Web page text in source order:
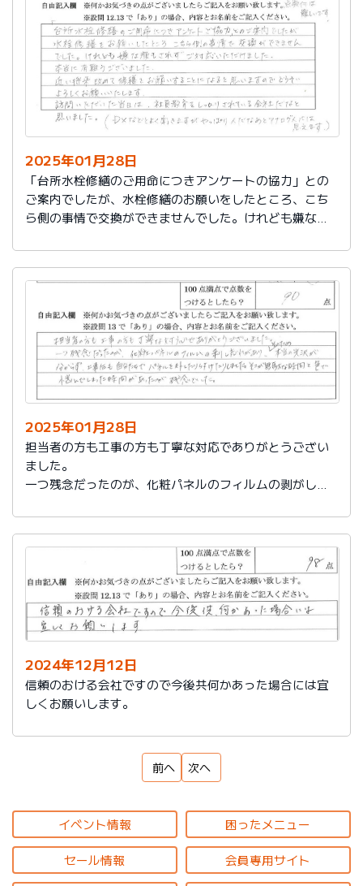
切に使う事が出来ました。新しいコンロも長～くきれい
に使いたいです。杉山さん、ありがとうございました。
又、何かあった時はよろしくお願いしますネ
2025年01月28日
「台所水栓修繕のご用命につきアンケートの協力」との
ご案内でしたが、水栓修繕のお願いをしたところ、こち
ら側の事情で交換ができませんでした。けれども嫌な顔
本当に有難うございました。
近い将来、改めて修繕をお願いすることになると思いま
すので、どうぞよろしくお願いいたします。
訪問いただいた当日は、社員教育をしっかりされている
会社だなと思いました。（DXなどとよく聞きますが、や
っぱり人だなぁとアナログ人には思えます）
2025年01月28日
担当者の方も工事の方も丁寧な対応でありがとうござい
ました。
一つ残念だったのが、化粧パネルのフィルムの剥がし忘
分たちでパネルを外したり付けたりしました。そこが無
駄な時間と色で悩んでしまった時間があったのが残念で
2024年12月12日
信頼のおける会社ですので今後共何かあった場合には宜
しくお願いします。
前へ 次へ
イベント情報 困ったメニュー
セール情報 会員専用サイト